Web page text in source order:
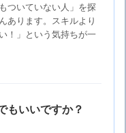
ついていない人」を探
あります。スキルより
！」という気持ちが一
もいいですか？